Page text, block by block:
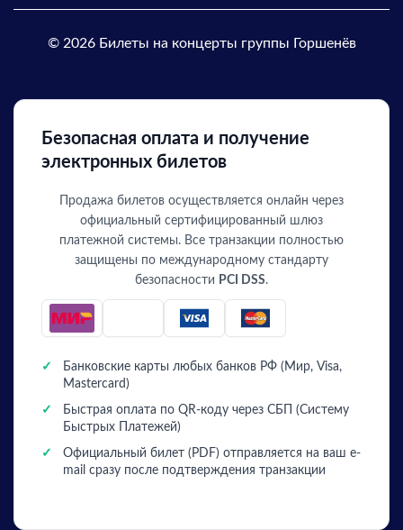
© 2026 Билеты на концерты группы Горшенёв
Безопасная оплата и получение
электронных билетов
Продажа билетов осуществляется онлайн через
официальный сертифицированный шлюз
платежной системы. Все транзакции полностью
защищены по международному стандарту
безопасности PCI DSS.
✓
Банковские карты любых банков РФ (Мир, Visa,
Mastercard)
✓
Быстрая оплата по QR-коду через СБП (Систему
Быстрых Платежей)
✓
Официальный билет (PDF) отправляется на ваш e-
mail сразу после подтверждения транзакции